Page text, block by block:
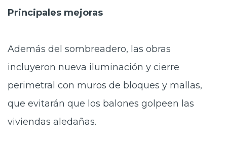
Principales mejoras
Además del sombreadero, las obras
incluyeron nueva iluminación y cierre
perimetral con muros de bloques y mallas,
que evitarán que los balones golpeen las
viviendas aledañas.